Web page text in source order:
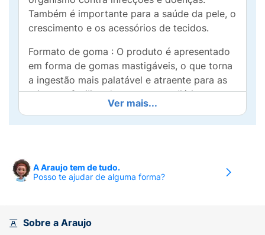
Também é importante para a saúde da pele, o
crescimento e os acessórios de tecidos.
Formato de goma : O produto é apresentado
em forma de gomas mastigáveis, o que torna
a ingestão mais palatável e atraente para as
crianças, facilitando o consumo diário.
Sabor Morango : O sabor doce e frutado
manterem saudáveis.
Conteúdo
podem ser utilizados de acordo com a
Ver mais...
A Araujo tem de tudo.
Posso te ajudar de alguma forma?
Sobre a Araujo